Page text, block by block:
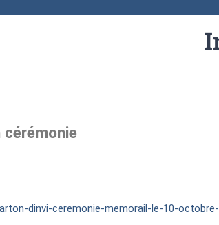
dinvi-ceremonie-memorail-le-10-octobre-